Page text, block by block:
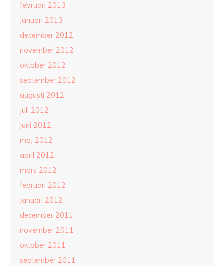
februari 2013
januari 2013
december 2012
november 2012
oktober 2012
september 2012
augusti 2012
juli 2012
juni 2012
maj 2012
april 2012
mars 2012
februari 2012
januari 2012
december 2011
november 2011
oktober 2011
september 2011